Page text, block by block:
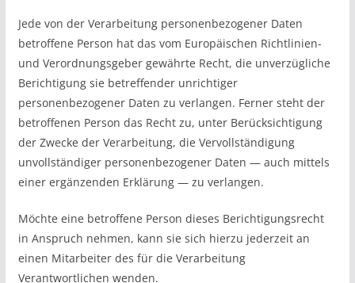
Jede von der Verarbeitung personenbezogener Daten
betroffene Person hat das vom Europäischen Richtlinien-
und Verordnungsgeber gewährte Recht, die unverzügliche
Berichtigung sie betreffender unrichtiger
personenbezogener Daten zu verlangen. Ferner steht der
betroffenen Person das Recht zu, unter Berücksichtigung
der Zwecke der Verarbeitung, die Vervollständigung
unvollständiger personenbezogener Daten — auch mittels
einer ergänzenden Erklärung — zu verlangen.
Möchte eine betroffene Person dieses Berichtigungsrecht
in Anspruch nehmen, kann sie sich hierzu jederzeit an
einen Mitarbeiter des für die Verarbeitung
Verantwortlichen wenden.